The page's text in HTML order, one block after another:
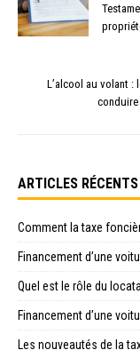
L’alcool au volant :
ARTICLES RÉCENTS
Comment la taxe
Financement d’une
Quel est le rôle du
Financement d’une
Les nouveautés de la